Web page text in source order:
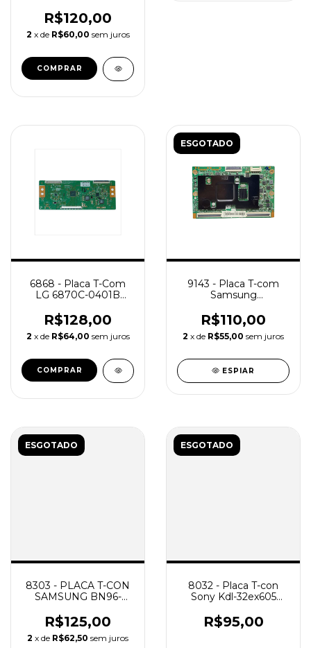
EAT61974001 /
R$120,00
2 x de R$60,00 sem juros
6868 - Placa T-Com
LG 6870C-0401B
42LM47LM55LM42LS47LS
R$128,00
2 x de R$64,00 sem juros
ESGOTADO
9143 - Placa T-com
Samsung
05082a
R$110,00
2 x de R$55,00 sem juros
ESPIAR
ESGOTADO
8303 - PLACA T-CON
SAMSUNG BN96-
SEM FLAT.
R$125,00
2 x de R$62,50 sem juros
ESGOTADO
8032 - Placa T-con
Sony Kdl-32ex605
R$95,00